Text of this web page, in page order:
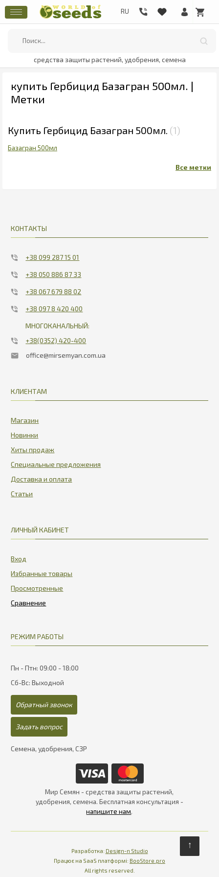
средства защиты растений, удобрения, семена
купить Гербицид Базагран 500мл. |
Метки
Купить Гербицид Базагран 500мл. 1
Базагран 500мл
КОНТАКТЫ
+38 099 287 15 01
+38 050 886 87 33
+38 067 679 88 02
+38 097 8 420 400
МНОГОКАНАЛЬНЫЙ:
+38(0352) 420-400
office@mirsemyan.com.ua
КЛИЕНТАМ
Магазин
Новинки
Хиты продаж
Специальные предложения
Доставка и оплата
Статьи
ЛИЧНЫЙ КАБИНЕТ
Вход
Избранные товары
Просмотренные
РЕЖИМ РАБОТЫ
Пн - Птн: 09:00 - 18:00
Сб-Вс: Выходной
Обратный звонок
Задать вопрос
Семена, удобрения, СЗР
Мир Семян - средства защиты растений,
удобрения, семена. Бесплатная консультация -
напишите нам.
Разработка: Design-n Studio
Працює на SaaS платформі: Працює на SaaS платформі
BooStore.pro
All rights reserved.
↑